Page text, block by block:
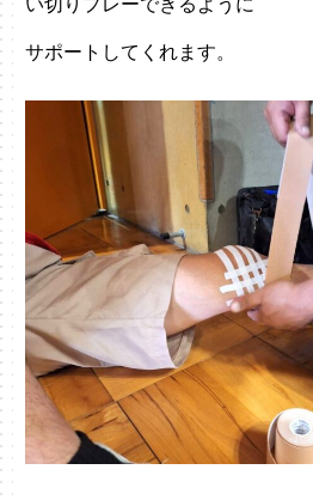
い切りプレーできるように
サポートしてくれます。